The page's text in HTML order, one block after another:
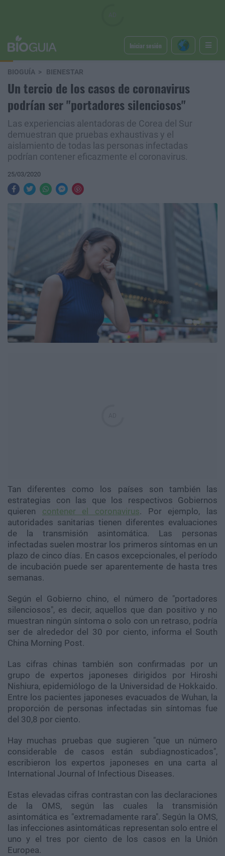
Iniciar sesión
BIOGUÍA BIENESTAR
Un tercio de los casos de coronavirus
podrían ser "portadores silenciosos"
Las experiencias alentadoras de Corea del Sur
demuestran que pruebas exhaustivas y el
aislamiento de todas las personas infectadas
podrían contener eficazmente el coronavirus.
25/03/2020
Tan diferentes como los países son también las
estrategias con las que los respectivos Gobiernos
quieren contener el coronavirus. Por ejemplo, las
autoridades sanitarias tienen diferentes evaluaciones
de la transmisión asintomática. Las personas
infectadas suelen mostrar los primeros síntomas en un
plazo de cinco días. En casos excepcionales, el período
de incubación puede ser aparentemente de hasta tres
semanas.
Según el Gobierno chino, el número de "portadores
silenciosos", es decir, aquellos que dan positivo y no
muestran ningún síntoma o solo con un retraso, podría
ser de alrededor del 30 por ciento, informa el South
China Morning Post.
Las cifras chinas también son confirmadas por un
grupo de expertos japoneses dirigidos por Hiroshi
Nishiura, epidemiólogo de la Universidad de Hokkaido.
Entre los pacientes japoneses evacuados de Wuhan, la
proporción de personas infectadas sin síntomas fue
del 30,8 por ciento.
Hay muchas pruebas que sugieren "que un número
considerable de casos están subdiagnosticados",
escribieron los expertos japoneses en una carta al
International Journal of Infectious Diseases.
Estas elevadas cifras contrastan con las declaraciones
de la OMS, según las cuales la transmisión
asintomática es "extremadamente rara". Según la OMS,
las infecciones asintomáticas representan solo entre el
uno y el tres por ciento de los casos en la Unión
Europea.